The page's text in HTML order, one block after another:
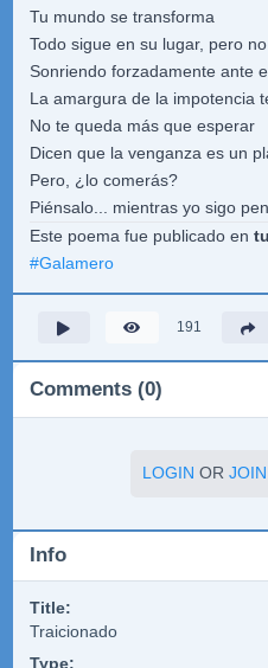
Tu mundo se transforma
Todo sigue en su lugar, pero
Sonriendo forzadamente ante
La amargura de la impotencia
No te queda más que esperar
Dicen que la venganza es un
Pero, ¿lo comerás?
Piénsalo... mientras yo sigo
Este poema fue publicado en
#Galamero
191
Comments (0)
LOGIN OR JOIN
Info
Title:
Traicionado
Type: